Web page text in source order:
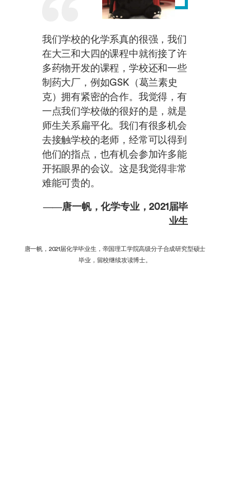
我们学校的化学系真的很强，我们
在大三和大四的课程中就衔接了许
多药物开发的课程，学校还和一些
制药大厂，例如GSK（葛兰素史
克）拥有紧密的合作。我觉得，有
一点我们学校做的很好的是，就是
师生关系扁平化。我们有很多机会
去接触学校的老师，经常可以得到
他们的指点，也有机会参加许多能
开拓眼界的会议。这是我觉得非常
难能可贵的。
——唐一帆，化学专业，2021届毕
业生
唐一帆，2021届化学毕业生，帝国理工学院高级分子合成研究型硕士
毕业，留校继续攻读博士。